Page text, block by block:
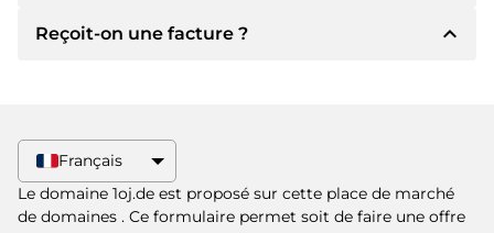
Après un accord, le titulaire vous
proposera Paypal ou d'autres méthodes de
paiement.
Veuillez toujours mentionner le nom de
Reçoit-on une facture ? expand_less
élevé, vous recevrez également un contrat de
vente supplémentaire si vous le souhaitez.
Français
Le domaine 1oj.de est proposé sur cette place de marché
de domaines . Ce formulaire permet soit de faire une offre